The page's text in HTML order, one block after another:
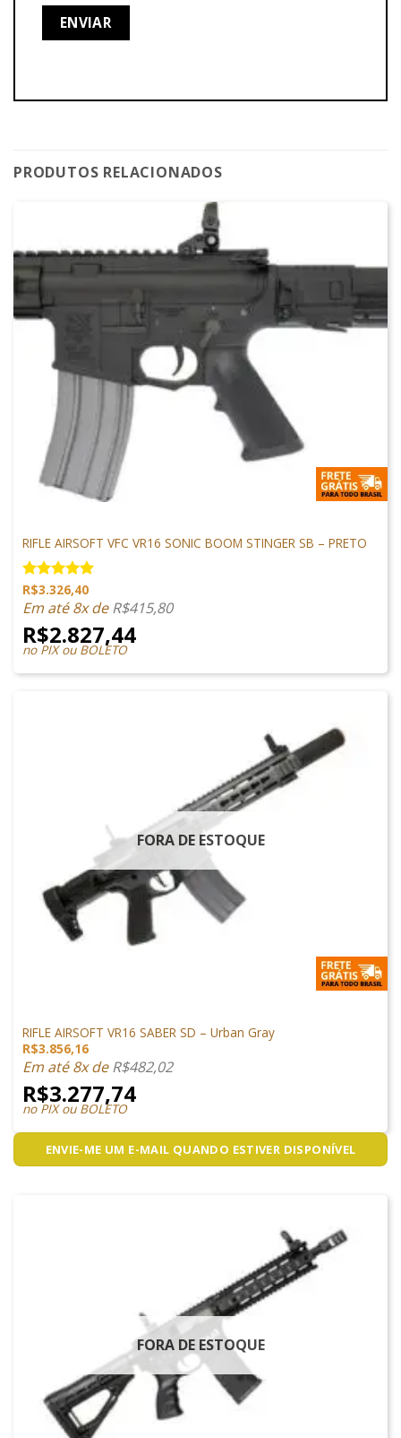
PRODUTOS RELACIONADOS
RIFLE AIRSOFT VFC VR16 SONIC BOOM STINGER SB – PRETO
Avaliação
5.00 de 5
R$3.326,40
Em até 8x deR$415,80
R$2.827,44
no PIX ou BOLETO
FORA DE ESTOQUE
RIFLE AIRSOFT VR16 SABER SD – Urban Gray
R$3.856,16
Em até 8x deR$482,02
R$3.277,74
no PIX ou BOLETO
ENVIE-ME UM E-MAIL QUANDO ESTIVER DISPONÍVEL
FORA DE ESTOQUE